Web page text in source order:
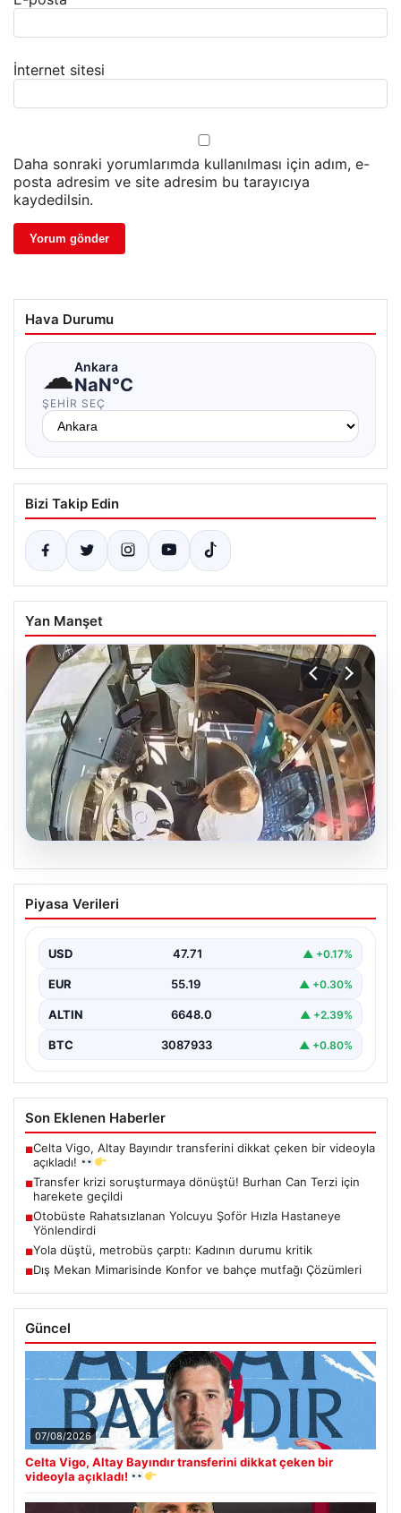
İnternet sitesi
Daha sonraki yorumlarımda kullanılması için adım, e-
posta adresim ve site adresim bu tarayıcıya
kaydedilsin.
Hava Durumu
☁Ankara
NaN°C
ŞEHIR SEÇ
Bizi Takip Edin
Yan Manşet
05.08.2026
Otobüste Rahatsızlanan Yolcuyu Şoför
Hızla Hastaneye Yönlendirdi
otobüslerinde yaşanan ilginç ve dikkat çekici…
Piyasa Verileri
USD 47.71 ▲ +0.17%
EUR 55.19 ▲ +0.30%
ALTIN 6648.0 ▲ +2.39%
BTC 3087933 ▲ +0.80%
Son Eklenen Haberler
■Celta Vigo, Altay Bayındır transferini dikkat çeken bir videoyla
açıkladı!
■Transfer krizi soruşturmaya dönüştü! Burhan Can Terzi için
harekete geçildi
■Otobüste Rahatsızlanan Yolcuyu Şoför Hızla Hastaneye
Yönlendirdi
■Yola düştü, metrobüs çarptı: Kadının durumu kritik
■Dış Mekan Mimarisinde Konfor ve bahçe mutfağı Çözümleri
Güncel
07/08/2026
Celta Vigo, Altay Bayındır transferini dikkat çeken bir
videoyla açıkladı!